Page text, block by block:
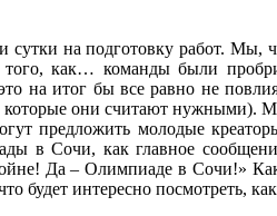
сутки на подготовку работ.
того, как… команды были
на итог бы все равно не
которые они считают
предложить молодые
в Сочи, как главное
Да – Олимпиаде в Сочи!»
будет интересно посмотреть,